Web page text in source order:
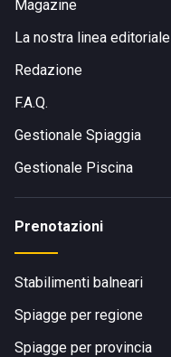
Magazine
La nostra linea editoriale
Redazione
F.A.Q.
Gestionale Spiaggia
Gestionale Piscina
Prenotazioni
Stabilimenti balneari
Spiagge per regione
Spiagge per provincia